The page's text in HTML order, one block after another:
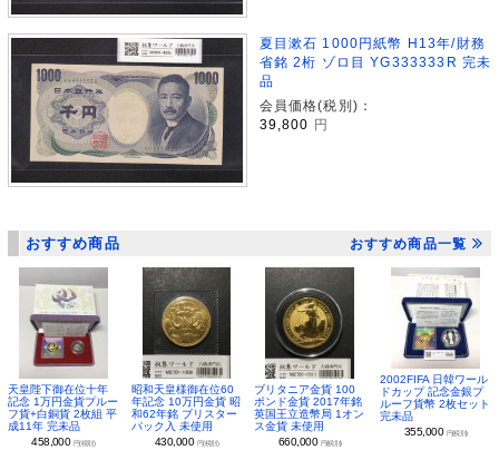
夏目漱石 1000円紙幣 H13年/財務
省銘 2桁 ゾロ目 YG333333R 完未
品
会員価格(税別)：
39,800
円
おすすめ商品 おすすめ商品一覧
天皇陛下御在位十年
記念 1万円金貨プルー
フ貨+白銅貨 2枚組 平
成11年 完未品
458,000 円(税別)
昭和天皇様御在位60
年記念 10万円金貨 昭
和62年銘 ブリスター
パック入 未使用
430,000 円(税別)
ブリタニア金貨 100
ポンド金貨 2017年銘
英国王立造幣局 1オン
ス金貨 未使用
660,000 円(税別)
2002FIFA 日韓ワール
ドカップ 記念金銀プ
ルーフ貨幣 2枚セット
完未品
355,000 円(税別)